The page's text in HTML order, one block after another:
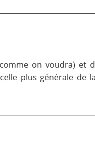
on voudra) et
plus générale